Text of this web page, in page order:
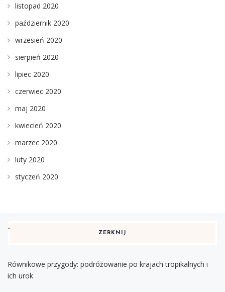
listopad 2020
październik 2020
wrzesień 2020
sierpień 2020
lipiec 2020
czerwiec 2020
maj 2020
kwiecień 2020
marzec 2020
luty 2020
styczeń 2020
ZERKNIJ
Równikowe przygody: podróżowanie po krajach tropikalnych i
ich urok